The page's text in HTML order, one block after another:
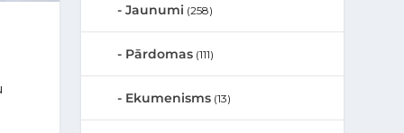
Jaunumi (258)
Pārdomas (111)
Ekumenisms (13)